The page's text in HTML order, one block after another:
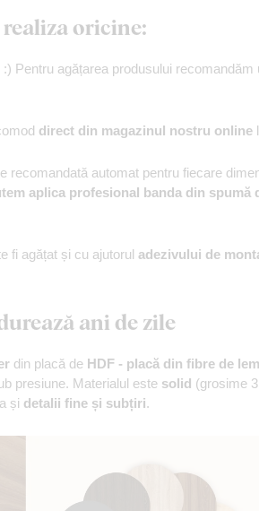
oricine:
Pentru agățarea produsului
direct din magazinul nostru online
recomandată automat pentru fiecare
aplica profesional banda din spumă
fi agățat și cu ajutorul adezivului de
ani de zile
din placă de HDF - placă din fibre de
presiune. Materialul este solid (grosime
și detalii fine și subțiri.